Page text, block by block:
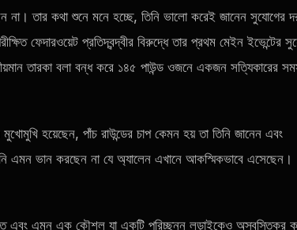
না। তার কথা শুনে মনে হচ্ছে, তিনি ভালো করেই জানেন সুযোগের
ফেদারওয়েট প্রতিদ্বন্দ্বীর বিরুদ্ধে তার প্রথম মেইন ইভেন্টের
তারকা বলা বন্ধ করে ১৪৫ পাউন্ড ওজনে একজন সত্যিকারের
হয়েছেন, পাঁচ রাউন্ডের চাপ কেমন হয় তা তিনি জানেন এবং
এমন ভান করছেন না যে অ্যালেন এখানে আকস্মিকভাবে এসেছেন।
এবং এমন এক কৌশল যা একটি পরিচ্ছন্ন লড়াইকেও অস্বস্তিকর